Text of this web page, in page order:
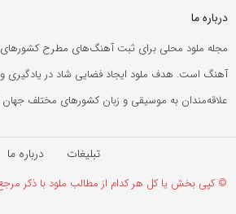
درباره ما
مجله ملود محلی برای ثبت آهنگ‌های مطرح
آهنگ است. هدف ملود ایجاد فضایی شاد در یادگیری
علاقه‌مندان به موسیقی و زبان کشورهای مختلف
تبلیغات درباره ما
© کپی بخش یا کل هر کدام از مطالب ملود با ذکر